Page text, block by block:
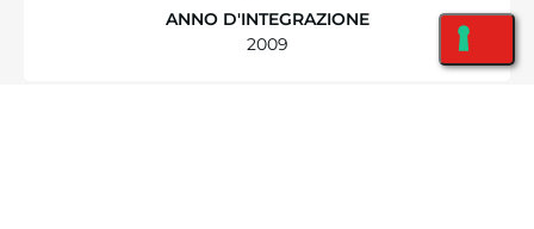
ANNO D'INTEGRAZIONE
2009